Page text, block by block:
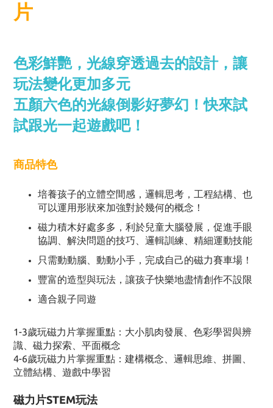
片
色彩鮮艷，光線穿透過去的設計，讓
玩法變化更加多元
五顏六色的光線倒影好夢幻！快來試
試跟光一起遊戲吧！
商品特色
培養孩子的立體空間感，邏輯思考，工程結構、也
可以運用形狀來加強對於幾何的概念！
磁力積木好處多多，利於兒童大腦發展，促進手眼
協調、解決問題的技巧、邏輯訓練、精細運動技能
只需動動腦、動動小手，完成自己的磁力賽車場！
豐富的造型與玩法，讓孩子快樂地盡情創作不設限
適合親子同遊
1-3歲玩磁力片掌握重點：大小肌肉發展、色彩學習與辨
識、磁力探索、平面概念
4-6歲玩磁力片掌握重點：建構概念、邏輯思維、拼圖、
立體結構、遊戲中學習
磁力片STEM玩法